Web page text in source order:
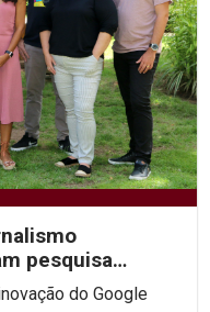
pesquisa
do Google